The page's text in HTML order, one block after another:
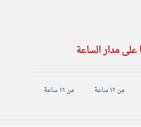
على مدار الساعة
من ١٢ ساعة من ١٦ ساعة